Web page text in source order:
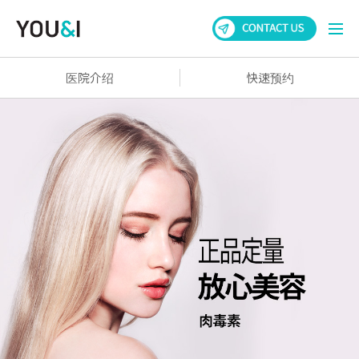
医院介绍 快速预约